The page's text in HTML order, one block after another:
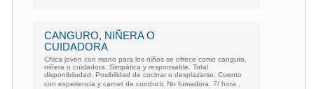
CANGURO, NIÑERA O
CUIDADORA
Chica joven con mano para los niños se ofrece como canguro,
niñera o cuidadora. Simpática y responsable. Total
disponibiludad. Posibilidad de cocinar o desplazarse. Cuento
con experiencia y carnet de conducir. No fumadora. 7/ hora .